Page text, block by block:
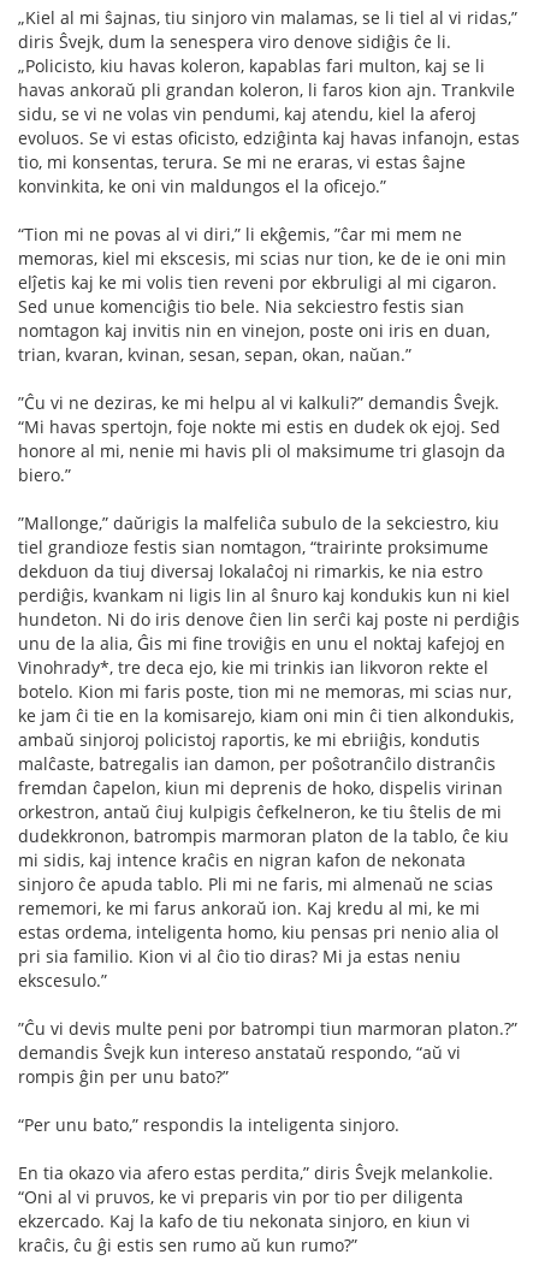
„Kiel al mi ŝajnas, tiu sinjoro vin malamas, se li tiel al vi ridas,”
diris Ŝvejk, dum la senespera viro denove sidiĝis ĉe li.
„Policisto, kiu havas koleron, kapablas fari multon, kaj se li
havas ankoraŭ pli grandan koleron, li faros kion ajn. Trankvile
sidu, se vi ne volas vin pendumi, kaj atendu, kiel la aferoj
evoluos. Se vi estas oﬁcisto, edziĝinta kaj havas infanojn, estas
tio, mi konsentas, terura. Se mi ne eraras, vi estas ŝajne
konvinkita, ke oni vin maldungos el la oﬁcejo.”
“Tion mi ne povas al vi diri,” li ekĝemis, ”ĉar mi mem ne
memoras, kiel mi ekscesis, mi scias nur tion, ke de ie oni min
elĵetis kaj ke mi volis tien reveni por ekbruligi al mi cigaron.
Sed unue komenciĝis tio bele. Nia sekciestro festis sian
nomtagon kaj invitis nin en vinejon, poste oni iris en duan,
trian, kvaran, kvinan, sesan, sepan, okan, naŭan.”
”Ĉu vi ne deziras, ke mi helpu al vi kalkuli?” demandis Ŝvejk.
“Mi havas spertojn, foje nokte mi estis en dudek ok ejoj. Sed
honore al mi, nenie mi havis pli ol maksimume tri glasojn da
biero.”
”Mallonge,” daŭrigis la malfeliĉa subulo de la sekciestro, kiu
tiel grandioze festis sian nomtagon, “trairinte proksimume
dekduon da tiuj diversaj lokalaĉoj ni rimarkis, ke nia estro
perdiĝis, kvankam ni ligis lin al ŝnuro kaj kondukis kun ni kiel
hundeton. Ni do iris denove ĉien lin serĉi kaj poste ni perdiĝis
unu de la alia, Ĝis mi ﬁne troviĝis en unu el noktaj kafejoj en
Vinohrady*, tre deca ejo, kie mi trinkis ian likvoron rekte el
botelo. Kion mi faris poste, tion mi ne memoras, mi scias nur,
ke jam ĉi tie en la komisarejo, kiam oni min ĉi tien alkondukis,
ambaŭ sinjoroj policistoj raportis, ke mi ebriiĝis, kondutis
malĉaste, batregalis ian damon, per poŝotranĉilo distranĉis
fremdan ĉapelon, kiun mi deprenis de hoko, dispelis virinan
orkestron, antaŭ ĉiuj kulpigis ĉefkelneron, ke tiu ŝtelis de mi
dudekkronon, batrompis marmoran platon de la tablo, ĉe kiu
mi sidis, kaj intence kraĉis en nigran kafon de nekonata
sinjoro ĉe apuda tablo. Pli mi ne faris, mi almenaŭ ne scias
rememori, ke mi farus ankoraŭ ion. Kaj kredu al mi, ke mi
estas ordema, inteligenta homo, kiu pensas pri nenio alia ol
pri sia familio. Kion vi al ĉio tio diras? Mi ja estas neniu
ekscesulo.”
”Ĉu vi devis multe peni por batrompi tiun marmoran platon.?”
demandis Ŝvejk kun intereso anstataŭ respondo, “aŭ vi
rompis ĝin per unu bato?”
“Per unu bato,” respondis la inteligenta sinjoro.
En tia okazo via afero estas perdita,” diris Ŝvejk melankolie.
“Oni al vi pruvos, ke vi preparis vin por tio per diligenta
ekzercado. Kaj la kafo de tiu nekonata sinjoro, en kiun vi
kraĉis, ĉu ĝi estis sen rumo aŭ kun rumo?”